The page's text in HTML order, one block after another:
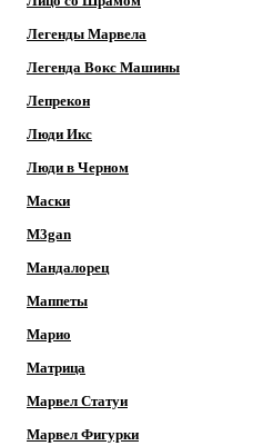
Легенды Марвела
Легенда Вокс Машины
Лепрекон
Люди Икс
Люди в Черном
Маски
M3gan
Мандалорец
Маппеты
Марио
Матрица
Марвел Статуи
Марвел Фигурки